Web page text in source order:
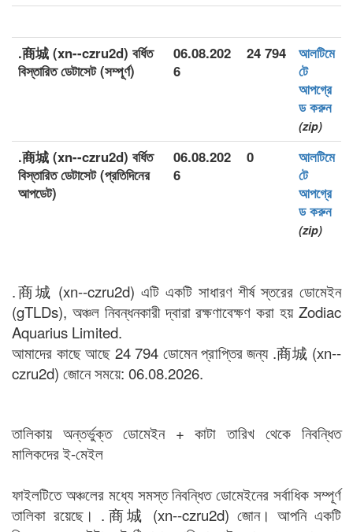
.商城 (xn--czru2d) বর্ধিত
বিস্তারিত ডেটাসেট (সম্পূর্ণ)
06.08.202
6
24 794
আলটিমে
টে
আপগ্রে
ড করুন
(zip)
.商城 (xn--czru2d) বর্ধিত
বিস্তারিত ডেটাসেট (প্রতিদিনের
আপডেট)
06.08.202
6
0
আলটিমে
টে
আপগ্রে
ড করুন
(zip)
.商城 (xn--czru2d) এটি একটি সাধারণ শীর্ষ স্তরের ডোমেইন
(gTLDs), অঞ্চল নিবন্ধনকারী দ্বারা রক্ষণাবেক্ষণ করা হয় Zodiac
Aquarius Limited.
আমাদের কাছে আছে 24 794 ডোমেন প্রাপ্তির জন্য .商城 (xn--
czru2d) জোনে সময়ে: 06.08.2026.
তালিকায় অন্তর্ভুক্ত ডোমেইন + কাটা তারিখ থেকে নিবন্ধিত
মালিকদের ই-মেইল
ফাইলটিতে অঞ্চলের মধ্যে সমস্ত নিবন্ধিত ডোমেইনের সর্বাধিক সম্পূর্ণ
তালিকা রয়েছে। .商城 (xn--czru2d) জোন। আপনি একটি